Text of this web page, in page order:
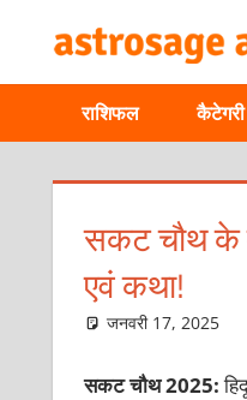
content
राशिफल कैटेगरी
सकट चौथ के
एवं कथा!
जनवरी 17, 2025
सकट चौथ 2025: